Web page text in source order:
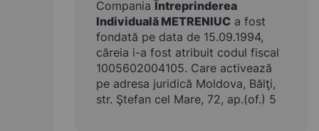
CompaniaÎntreprinderea
Individuală METRENIUC a fost
fondată pe data de 15.09.1994,
căreia i-a fost atribuit codul fiscal
1005602004105. Care activează
pe adresa juridică Moldova, Bălţi,
str. Ştefan cel Mare, 72, ap.(of.) 5